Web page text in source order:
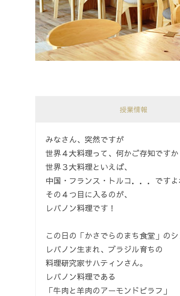
授業情報
みなさん、突然ですが
世界４大料理って、何かご存知ですか
世界３大料理といえば、
中国・フランス・トルコ．．．ですよ
その４つ目に入るのが、
レバノン料理です！
この日の「かさでらのまち食堂」のシ
レバノン生まれ、ブラジル育ちの
料理研究家サハティンさん。
レバノン料理である
「牛肉と羊肉のアーモンドピラフ」